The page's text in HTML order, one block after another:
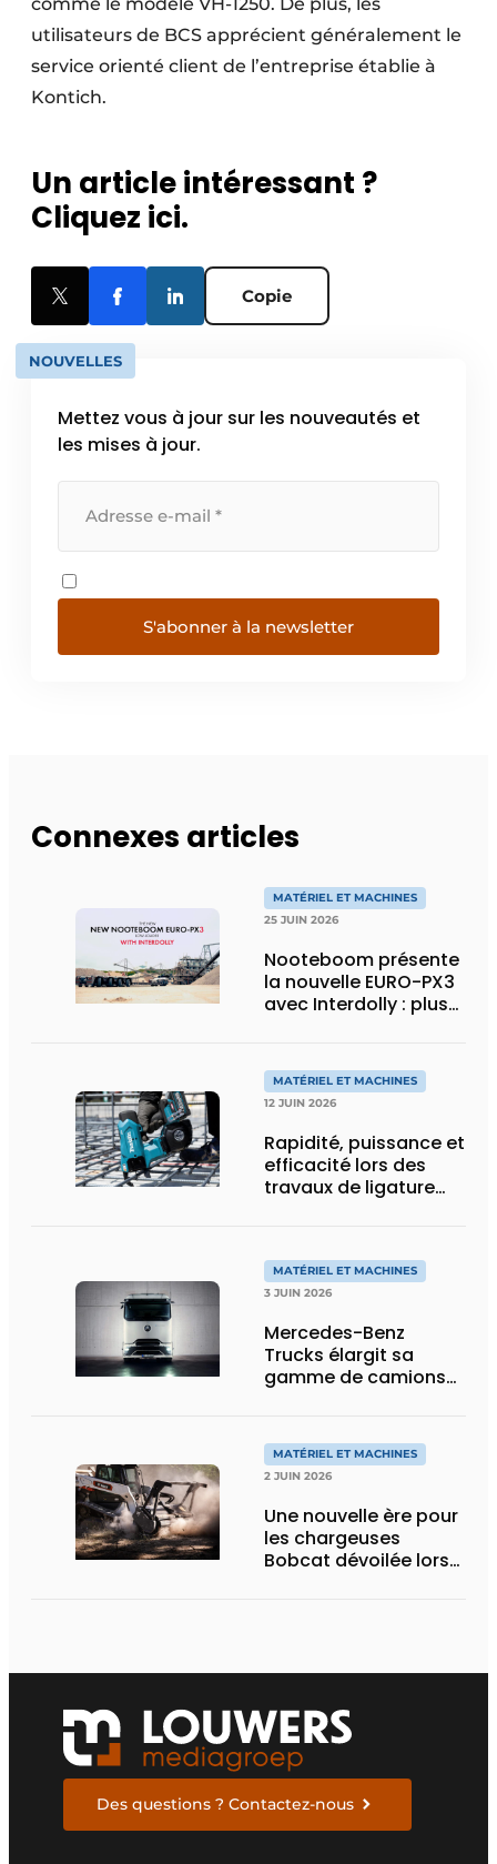
utilisateurs de BCS apprécient généralement le
service orienté client de l’entreprise établie à
Kontich.
Un article intéressant ?
Cliquez ici.
Copie
NOUVELLES
Mettez vous à jour sur les nouveautés et
les mises à jour.
S'abonner à la newsletter
Connexes articles
MATÉRIEL ET MACHINES
25 JUIN 2026
Nooteboom présente
la nouvelle EURO-PX3
avec Interdolly : plus
transport spécial
MATÉRIEL ET MACHINES
12 JUIN 2026
Rapidité, puissance et
efficacité lors des
travaux de ligature
MATÉRIEL ET MACHINES
3 JUIN 2026
Mercedes-Benz
Trucks élargit sa
gamme de camions
eActros Lowliner
MATÉRIEL ET MACHINES
2 JUIN 2026
Une nouvelle ère pour
les chargeuses
Bobcat dévoilée lors
Des questions ? Contactez-nous